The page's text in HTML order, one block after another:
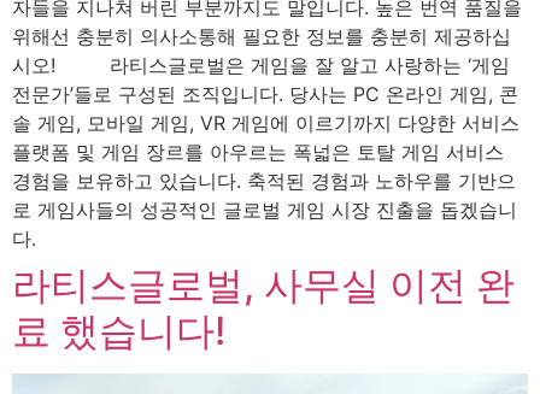
자들을 지나쳐 버린 부분까지도 말입니다. 높은 번역 품질을
위해선 충분히 의사소통해 필요한 정보를 충분히 제공하십
시오! 라티스글로벌은 게임을 잘 알고 사랑하는 ‘게임
전문가’들로 구성된 조직입니다. 당사는 PC 온라인 게임, 콘
솔 게임, 모바일 게임, VR 게임에 이르기까지 다양한 서비스
플랫폼 및 게임 장르를 아우르는 폭넓은 토탈 게임 서비스
경험을 보유하고 있습니다. 축적된 경험과 노하우를 기반으
로 게임사들의 성공적인 글로벌 게임 시장 진출을 돕겠습니
다.
라티스글로벌, 사무실 이전 완
료 했습니다!